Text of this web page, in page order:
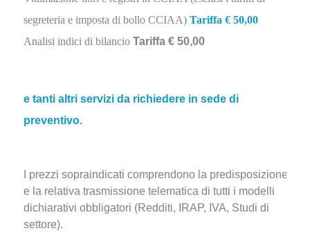
segreteria e imposta di bollo CCIAA) Tariffa € 50,00
Analisi indici di bilancio Tariffa € 50,00
e tanti altri servizi da richiedere in sede di
preventivo.
I prezzi sopraindicati comprendono la predisposizione
e la relativa trasmissione telematica di tutti i modelli
dichiarativi obbligatori (Redditi, IRAP, IVA, Studi di
settore).